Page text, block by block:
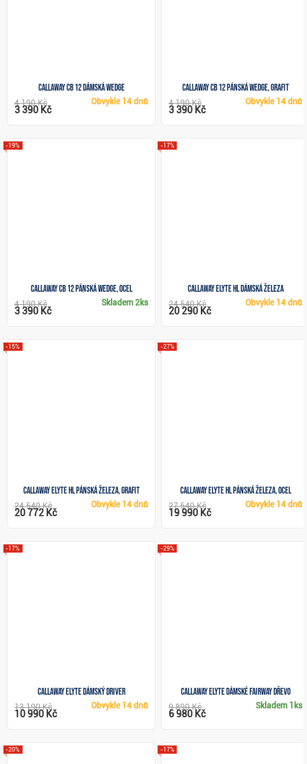
Callaway CB 12 dámská wedge
Obvykle 14 dnů
4 190 Kč
3 390 Kč
Callaway CB 12 pánská wedge, grafit
Obvykle 14 dnů
4 190 Kč
3 390 Kč
Callaway CB 12 pánská wedge, ocel
-19%
Skladem2ks
4 190 Kč
3 390 Kč
Callaway Elyte HL dámská železa
-17%
Obvykle 14 dnů
24 540 Kč
20 290 Kč
Callaway Elyte HL pánská železa, grafit
-15%
Obvykle 14 dnů
24 540 Kč
20 772 Kč
Callaway Elyte HL pánská železa, ocel
-27%
Obvykle 14 dnů
27 540 Kč
19 990 Kč
Callaway Elyte dámský driver
-17%
Obvykle 14 dnů
13 190 Kč
10 990 Kč
Callaway Elyte dámské fairway dřevo
-29%
Skladem 1ks
9 890 Kč
6 980 Kč
-20% -17%